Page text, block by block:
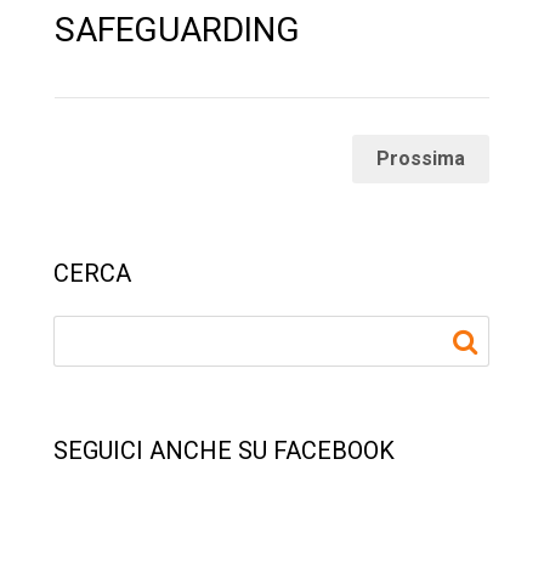
SAFEGUARDING
Prossima
CERCA
SEGUICI ANCHE SU FACEBOOK